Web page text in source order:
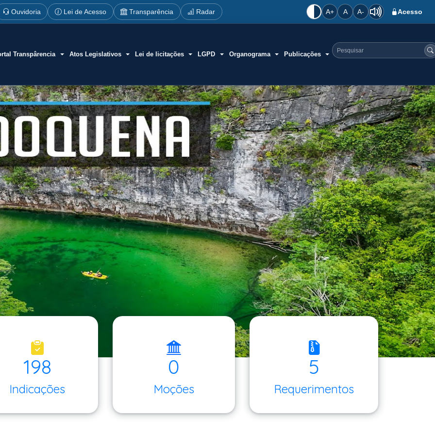
Ouvidoria Lei de Acesso Transparência Radar A+ A A- Acesso
Transpârencia Atos Legislativos Lei de licitações LGPD Organograma Publicações Pesquisar no site
198
Indicações
0
Moções
5
Requerimentos